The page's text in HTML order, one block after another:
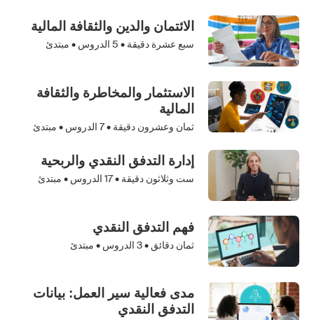
الائتمان والدين والثقافة المالية
سبع عشرة دقيقة • 5 الدروس • مبتدئ
الاستثمار والمخاطرة والثقافة
المالية
ثمان وعشرون دقيقة •7 الدروس • مبتدئ
إدارة التدفق النقدي والربحية
ست وثلاثون دقيقة •17 الدروس • مبتدئ
فهم التدفق النقدي
ثمان دقائق •3 الدروس • مبتدئ
مدى فعالية سير العمل: بيانات
التدفق النقدي